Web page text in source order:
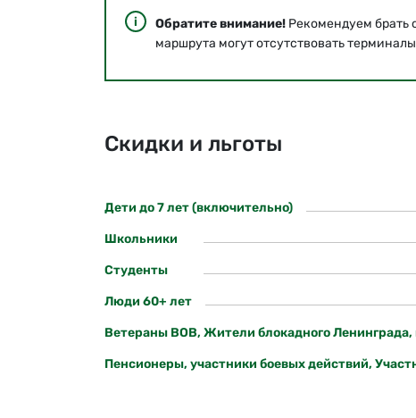
Обратите внимание! Рекомендуем брать
маршрута могут отсутствовать
Скидки и льготы
Дети до 7 лет (включительно)
Школьники
Студенты
Люди 60+ лет
Ветераны ВОВ, Жители блокадного Ленинграда,
Пенсионеры, участники боевых действий,